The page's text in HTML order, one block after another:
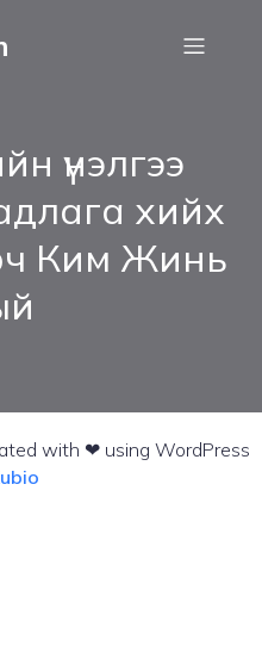
үнэлгээ
хийх
Ким Жинь
with ❤ using WordPress